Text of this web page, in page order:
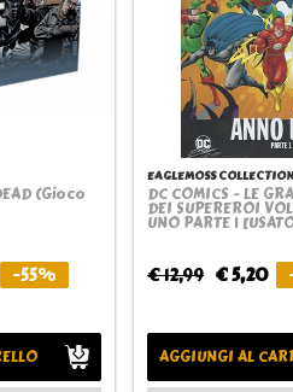
(Gioco
-55%
EAGLEMOSS
DC COMICS - LE
DEI SUPEREROI
UNO PARTE 1
€ 12,99 € 5,20
AGGIUNGI AL